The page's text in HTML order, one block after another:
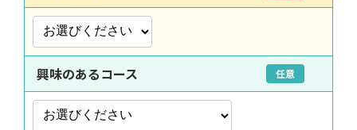
興味のあるコース 任意